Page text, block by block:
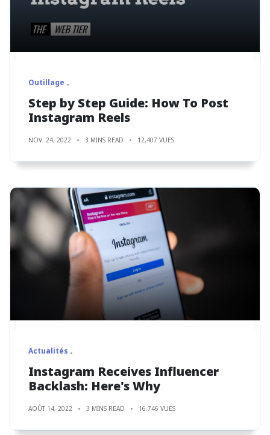
Outillage
Step by Step Guide: How To Post
Instagram Reels
NOV. 24, 2022 3 MINS READ 12,407 VUES
Actualités
Instagram Receives Influencer
Backlash: Here's Why
AOÛT 14, 2022 3 MINS READ 16,746 VUES